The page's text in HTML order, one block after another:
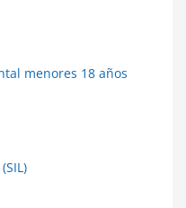
menores 18 años